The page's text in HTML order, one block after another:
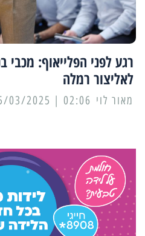
רגע לפני הפלייאוף: מכבי
לאליצור רמלה
מאור לוי 02:06 | 25/03/2025